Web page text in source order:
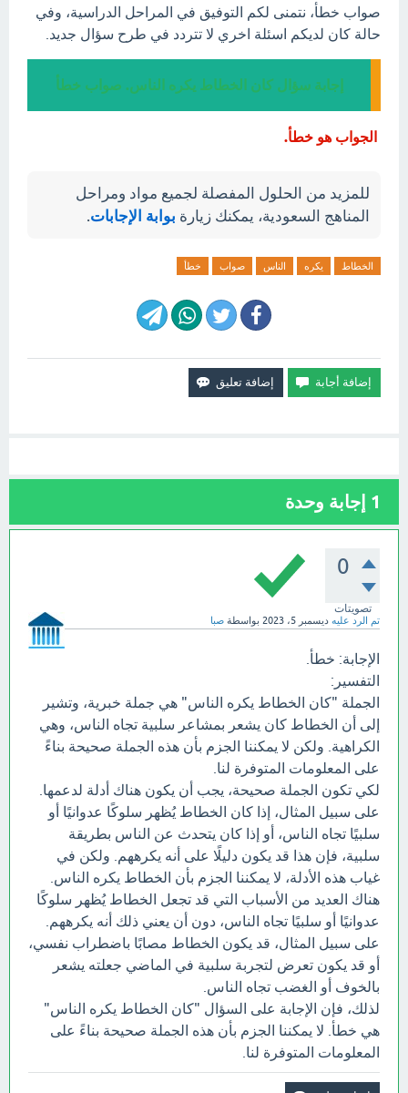
صواب خطأ، نتمنى لكم التوفيق في المراحل الدراسية، وفي
حالة كان لديكم اسئلة اخري لا تتردد في طرح سؤال جديد.
إجابة سؤال كان الخطاط يكره الناس. صواب خطأ
الجواب هو خطأ.
للمزيد من الحلول المفصلة لجميع مواد ومراحل
المناهج السعودية، يمكنك زيارة بوابة الإجابات.
الخطاط يكره الناس صواب خطأ
1 إجابة وحدة
0
تصويتات
تم الرد عليه ديسمبر 5، 2023 بواسطة صبا
الإجابة: خطأ.
التفسير:
الجملة "كان الخطاط يكره الناس" هي جملة خبرية، وتشير
إلى أن الخطاط كان يشعر بمشاعر سلبية تجاه الناس، وهي
الكراهية. ولكن لا يمكننا الجزم بأن هذه الجملة صحيحة بناءً
على المعلومات المتوفرة لنا.
لكي تكون الجملة صحيحة، يجب أن يكون هناك أدلة لدعمها.
على سبيل المثال، إذا كان الخطاط يُظهر سلوكًا عدوانيًا أو
سلبيًا تجاه الناس، أو إذا كان يتحدث عن الناس بطريقة
سلبية، فإن هذا قد يكون دليلًا على أنه يكرههم. ولكن في
غياب هذه الأدلة، لا يمكننا الجزم بأن الخطاط يكره الناس.
هناك العديد من الأسباب التي قد تجعل الخطاط يُظهر سلوكًا
عدوانيًا أو سلبيًا تجاه الناس، دون أن يعني ذلك أنه يكرههم.
على سبيل المثال، قد يكون الخطاط مصابًا باضطراب نفسي،
أو قد يكون تعرض لتجربة سلبية في الماضي جعلته يشعر
بالخوف أو الغضب تجاه الناس.
لذلك، فإن الإجابة على السؤال "كان الخطاط يكره الناس"
هي خطأ. لا يمكننا الجزم بأن هذه الجملة صحيحة بناءً على
المعلومات المتوفرة لنا.